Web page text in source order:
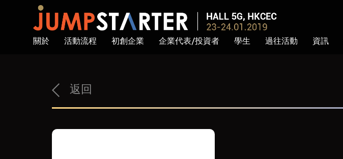
關於 活動流程 初創企業 企業代表/投資者 學生 過往活動 資訊
返回